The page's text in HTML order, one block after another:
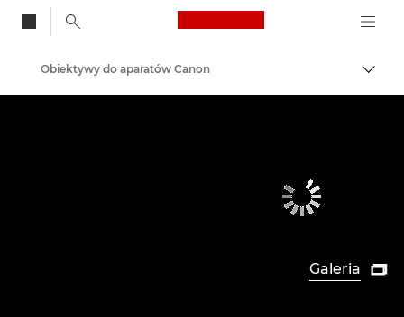
Canon Logo, back
Obiektywy do aparatów Canon
Galeria 